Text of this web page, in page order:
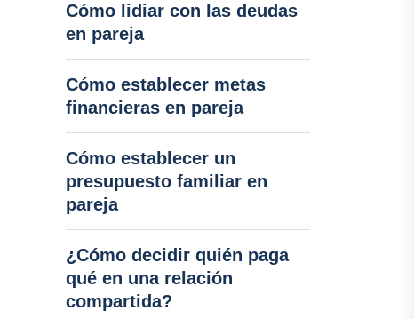
Cómo lidiar con las deudas
en pareja
Cómo establecer metas
financieras en pareja
Cómo establecer un
presupuesto familiar en
pareja
¿Cómo decidir quién paga
qué en una relación
compartida?